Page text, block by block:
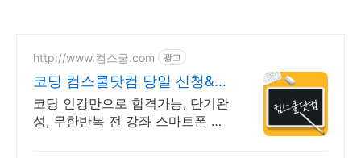
http://www.컴스쿨.com 광고
코딩 컴스쿨닷컴 당일 신청&결
제시 기프티콘!
코딩 인강만으로 합격가능, 단기완
성, 무한반복 전 강좌 스마트폰 학